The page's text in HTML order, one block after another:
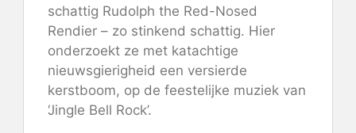
schattig Rudolph the Red-Nosed
Rendier – zo stinkend schattig. Hier
onderzoekt ze met katachtige
nieuwsgierigheid een versierde
kerstboom, op de feestelijke muziek van
‘Jingle Bell Rock’.